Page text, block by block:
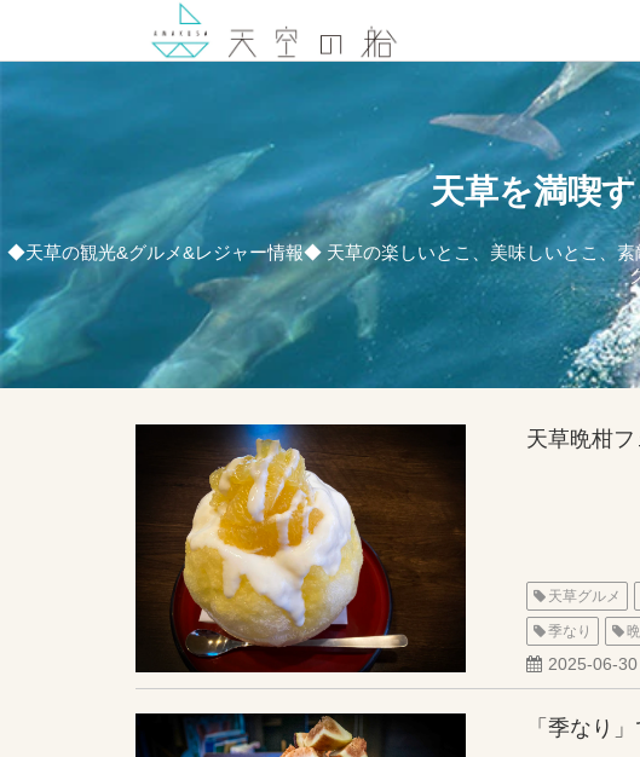
天草を満喫
◆天草の観光&グルメ&レジャー情報◆ 天草の楽しいとこ、美味しいとこ、
天草晩柑
天草グルメ
季なり
2025-06-
「季なり